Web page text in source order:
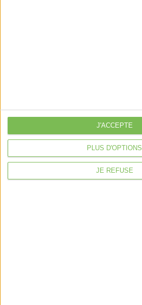
PLUS D'OPTIONS
JE REFUSE
J'ACCEPTE
Loueur en Meublé
Location de bureaux
Examen de Conformité Fiscale